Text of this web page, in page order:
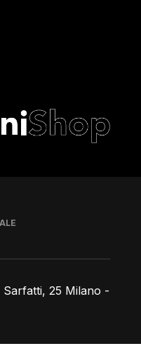
25 Milano -